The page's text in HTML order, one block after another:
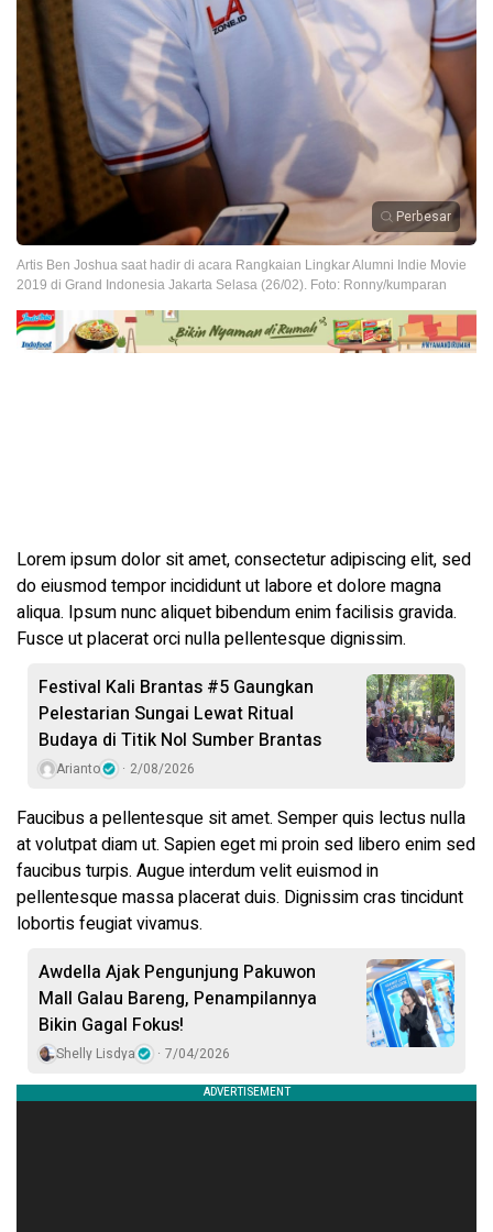
Perbesar
Artis Ben Joshua saat hadir di acara Rangkaian Lingkar Alumni Indie Movie
2019 di Grand Indonesia Jakarta Selasa (26/02). Foto: Ronny/kumparan
Lorem ipsum dolor sit amet, consectetur adipiscing elit, sed
do eiusmod tempor incididunt ut labore et dolore magna
aliqua. Ipsum nunc aliquet bibendum enim facilisis gravida.
Fusce ut placerat orci nulla pellentesque dignissim.
Festival Kali Brantas #5 Gaungkan
Pelestarian Sungai Lewat Ritual
Budaya di Titik Nol Sumber Brantas
Arianto 2/08/2026
Faucibus a pellentesque sit amet. Semper quis lectus nulla
at volutpat diam ut. Sapien eget mi proin sed libero enim sed
faucibus turpis. Augue interdum velit euismod in
pellentesque massa placerat duis. Dignissim cras tincidunt
lobortis feugiat vivamus.
Awdella Ajak Pengunjung Pakuwon
Mall Galau Bareng, Penampilannya
Bikin Gagal Fokus!
Shelly Lisdya 7/04/2026